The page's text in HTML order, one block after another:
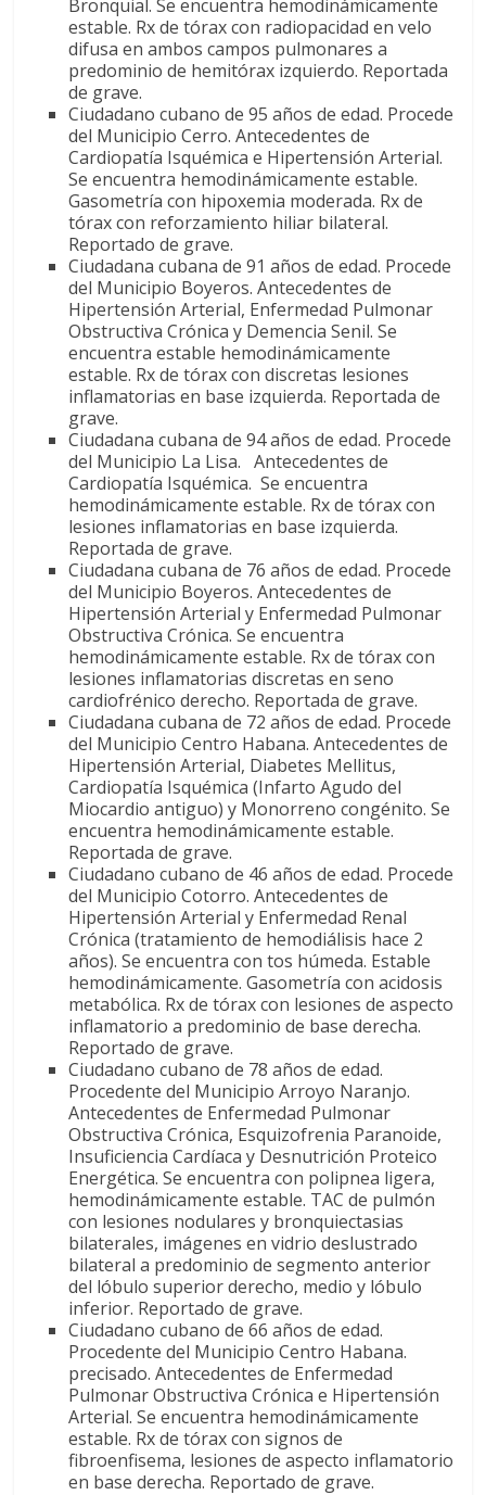
Bronquial. Se encuentra hemodinámicamente
estable. Rx de tórax con radiopacidad en velo
difusa en ambos campos pulmonares a
predominio de hemitórax izquierdo. Reportada
de grave.
Ciudadano cubano de 95 años de edad. Procede
del Municipio Cerro. Antecedentes de
Cardiopatía Isquémica e Hipertensión Arterial.
Se encuentra hemodinámicamente estable.
Gasometría con hipoxemia moderada. Rx de
tórax con reforzamiento hiliar bilateral.
Reportado de grave.
Ciudadana cubana de 91 años de edad. Procede
del Municipio Boyeros. Antecedentes de
Hipertensión Arterial, Enfermedad Pulmonar
Obstructiva Crónica y Demencia Senil. Se
encuentra estable hemodinámicamente
estable. Rx de tórax con discretas lesiones
inflamatorias en base izquierda. Reportada de
grave.
Ciudadana cubana de 94 años de edad. Procede
del Municipio La Lisa. Antecedentes de
Cardiopatía Isquémica. Se encuentra
hemodinámicamente estable. Rx de tórax con
lesiones inflamatorias en base izquierda.
Reportada de grave.
Ciudadana cubana de 76 años de edad. Procede
del Municipio Boyeros. Antecedentes de
Hipertensión Arterial y Enfermedad Pulmonar
Obstructiva Crónica. Se encuentra
hemodinámicamente estable. Rx de tórax con
lesiones inflamatorias discretas en seno
cardiofrénico derecho. Reportada de grave.
Ciudadana cubana de 72 años de edad. Procede
del Municipio Centro Habana. Antecedentes de
Hipertensión Arterial, Diabetes Mellitus,
Cardiopatía Isquémica (Infarto Agudo del
Miocardio antiguo) y Monorreno congénito. Se
encuentra hemodinámicamente estable.
Reportada de grave.
Ciudadano cubano de 46 años de edad. Procede
del Municipio Cotorro. Antecedentes de
Hipertensión Arterial y Enfermedad Renal
Crónica (tratamiento de hemodiálisis hace 2
años). Se encuentra con tos húmeda. Estable
hemodinámicamente. Gasometría con acidosis
metabólica. Rx de tórax con lesiones de aspecto
inflamatorio a predominio de base derecha.
Reportado de grave.
Ciudadano cubano de 78 años de edad.
Procedente del Municipio Arroyo Naranjo.
Antecedentes de Enfermedad Pulmonar
Obstructiva Crónica, Esquizofrenia Paranoide,
Insuficiencia Cardíaca y Desnutrición Proteico
Energética. Se encuentra con polipnea ligera,
hemodinámicamente estable. TAC de pulmón
con lesiones nodulares y bronquiectasias
bilaterales, imágenes en vidrio deslustrado
bilateral a predominio de segmento anterior
del lóbulo superior derecho, medio y lóbulo
inferior. Reportado de grave.
Ciudadano cubano de 66 años de edad.
Procedente del Municipio Centro Habana.
precisado. Antecedentes de Enfermedad
Pulmonar Obstructiva Crónica e Hipertensión
Arterial. Se encuentra hemodinámicamente
estable. Rx de tórax con signos de
fibroenfisema, lesiones de aspecto inflamatorio
en base derecha. Reportado de grave.